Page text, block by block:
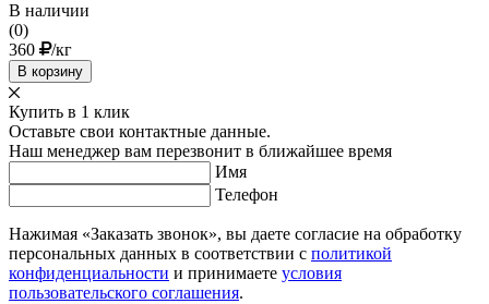
В наличии
(0)
360
/кг
В корзину
Купить в 1 клик
Оставьте свои контактные данные.
Наш менеджер вам перезвонит в ближайшее время
Имя
Телефон
Нажимая «Заказать звонок», вы даете согласие на обработку
персональных данных в соответствии с политикой
конфиденциальности и принимаете условия
пользовательского соглашения.